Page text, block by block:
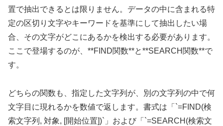
置で抽出できるとは限りません。データの中に含まれる特
定の区切り文字やキーワードを基準にして抽出したい場
合、その文字がどこにあるかを検出する必要があります。
ここで登場するのが、**FIND関数**と**SEARCH関数**で
す。
どちらの関数も、指定した文字列が、別の文字列の中で何
文字目に現れるかを数値で返します。書式は「`=FIND(検
索文字列, 対象, [開始位置])`」および「`=SEARCH(検索文